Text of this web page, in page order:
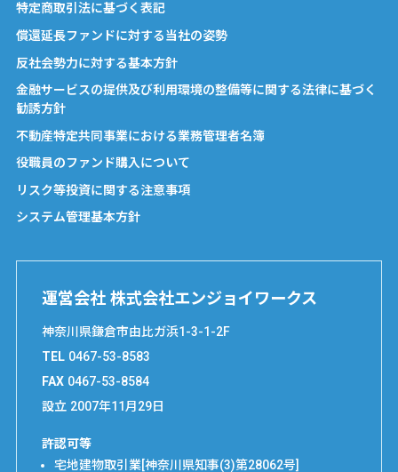
特定商取引法に基づく表記
償還延長ファンドに対する当社の姿勢
反社会勢力に対する基本方針
金融サービスの提供及び利用環境の整備等に関する法律に基づく
勧誘方針
不動産特定共同事業における業務管理者名簿
役職員のファンド購入について
リスク等投資に関する注意事項
システム管理基本方針
運営会社 株式会社エンジョイワークス
神奈川県鎌倉市由比ガ浜1-3-1-2F
TEL 0467-53-8583
FAX 0467-53-8584
設立 2007年11月29日
許認可等
宅地建物取引業[神奈川県知事(3)第28062号]